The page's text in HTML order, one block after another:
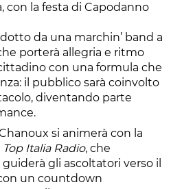
con la festa di Capodanno
da una marchin’ band a
porterà allegria e ritmo
con una formula che
il pubblico sarà coinvolto
diventando parte
si animerà con la
Top Italia Radio, che
gli ascoltatori verso il
un countdown